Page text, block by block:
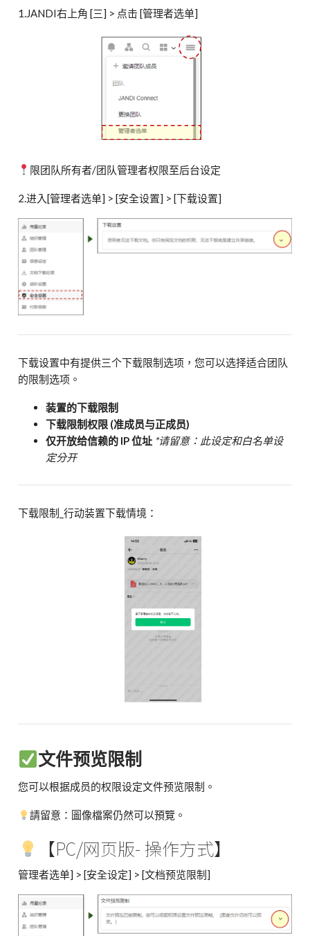
1.JANDI右上角 [三] > 点击 [管理者选单]
限团队所有者/团队管理者权限至后台设定
2.进入[管理者选单] > [安全设置] > [下载设置]
下载设置中有提供三个下载限制选项，您可以选择适合团队
的限制选项。
装置的下载限制
下载限制权限 (准成员与正成员)
仅开放给信赖的 IP 位址 *请留意：此设定和白名单设
定分开
下载限制_行动装置下载情境：
文件预览限制
您可以根据成员的权限设定文件预览限制。
請留意：圖像檔案仍然可以預覽。
【PC/网页版- 操作方式】
管理者选单] > [安全设定] > [文档预览限制]